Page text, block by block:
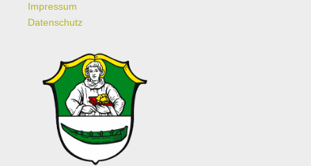
Impressum
Datenschutz